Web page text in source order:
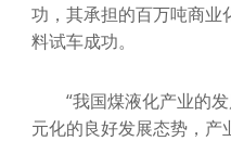
功，其承担的百万吨商业
料试车成功。
“我国煤液化产业的发
元化的良好发展态势，产